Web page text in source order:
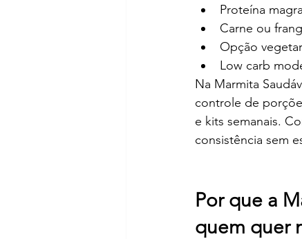
Proteína
Carne ou
Opção
Low carb
Na Marmita
controle de
e kits semanais.
consistência sem
Por que a
quem quer